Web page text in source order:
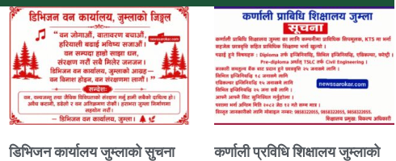
डिभिजन कार्यालय जुम्लाको सुचना
कर्णाली प्रविधि शिक्षालय जुम्लाको